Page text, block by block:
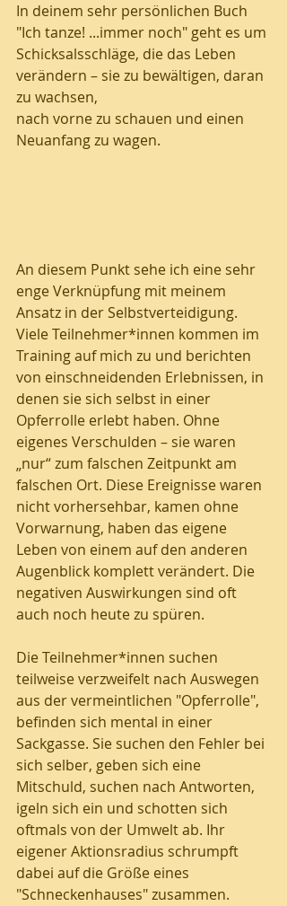
In deinem sehr persönlichen Buch
"Ich tanze! ...immer noch" geht es um
Schicksalsschläge, die das Leben
verändern – sie zu bewältigen, daran
zu wachsen,
nach vorne zu schauen und einen
Neuanfang zu wagen.
An diesem Punkt sehe ich eine sehr
enge Verknüpfung mit meinem
Ansatz in der Selbstverteidigung.
Viele Teilnehmer*innen kommen im
Training auf mich zu und berichten
von einschneidenden Erlebnissen, in
denen sie sich selbst in einer
Opferrolle erlebt haben. Ohne
eigenes Verschulden – sie waren
„nur“ zum falschen Zeitpunkt am
falschen Ort. Diese Ereignisse waren
nicht vorhersehbar, kamen ohne
Vorwarnung, haben das eigene
Leben von einem auf den anderen
Augenblick komplett verändert. Die
negativen Auswirkungen sind oft
auch noch heute zu spüren.
Die Teilnehmer*innen suchen
teilweise verzweifelt nach Auswegen
aus der vermeintlichen "Opferrolle",
befinden sich mental in einer
Sackgasse. Sie suchen den Fehler bei
sich selber, geben sich eine
Mitschuld, suchen nach Antworten,
igeln sich ein und schotten sich
oftmals von der Umwelt ab. Ihr
eigener Aktionsradius schrumpft
dabei auf die Größe eines
"Schneckenhauses" zusammen.